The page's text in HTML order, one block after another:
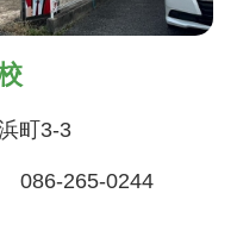
町3-3
086-265-0244